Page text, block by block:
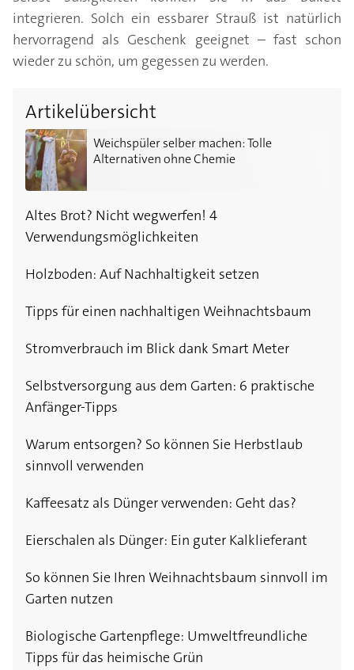
integrieren. Solch ein essbarer Strauß ist natürlich
hervorragend als Geschenk geeignet – fast schon
wieder zu schön, um gegessen zu werden.
Artikelübersicht
Weichspüler selber machen: Tolle
Alternativen ohne Chemie
Weichspüler selber machen: Tolle Alternativen ohne
Altes Brot? Nicht wegwerfen! 4
Verwendungsmöglichkeiten
Holzboden: Auf Nachhaltigkeit setzen
Tipps für einen nachhaltigen Weihnachtsbaum
Stromverbrauch im Blick dank Smart Meter
Selbstversorgung aus dem Garten: 6 praktische
Anfänger-Tipps
Warum entsorgen? So können Sie Herbstlaub
sinnvoll verwenden
Kaffeesatz als Dünger verwenden: Geht das?
Eierschalen als Dünger: Ein guter Kalklieferant
So können Sie Ihren Weihnachtsbaum sinnvoll im
Garten nutzen
Biologische Gartenpflege: Umweltfreundliche
Tipps für das heimische Grün